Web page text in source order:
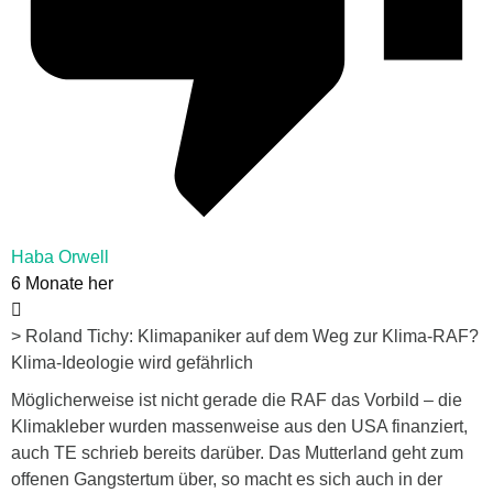
Haba Orwell
6 Monate her
> Roland Tichy: Klimapaniker auf dem Weg zur Klima-RAF?
Klima-Ideologie wird gefährlich
Möglicherweise ist nicht gerade die RAF das Vorbild – die
Klimakleber wurden massenweise aus den USA finanziert,
auch TE schrieb bereits darüber. Das Mutterland geht zum
offenen Gangstertum über, so macht es sich auch in der